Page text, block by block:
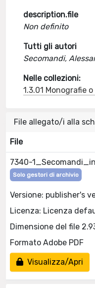
description.file
Non definito
Tutti gli autori
Secomandi,
Nelle collezioni:
1.3.01 Monografie
File allegato/i alla
File
7340-
Solo gestori di archivio
Versione: publisher's
Licenza: Licenza
Dimensione del file
Formato Adobe PDF
Visualizza/Apri